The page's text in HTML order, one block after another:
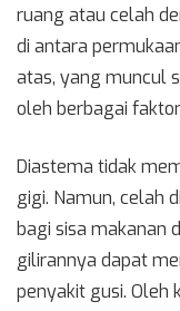
ruang atau celah
di antara
atas, yang muncul
oleh berbagai
Diastema tidak
gigi. Namun, celah
bagi sisa makanan
gilirannya dapat
penyakit gusi. Oleh